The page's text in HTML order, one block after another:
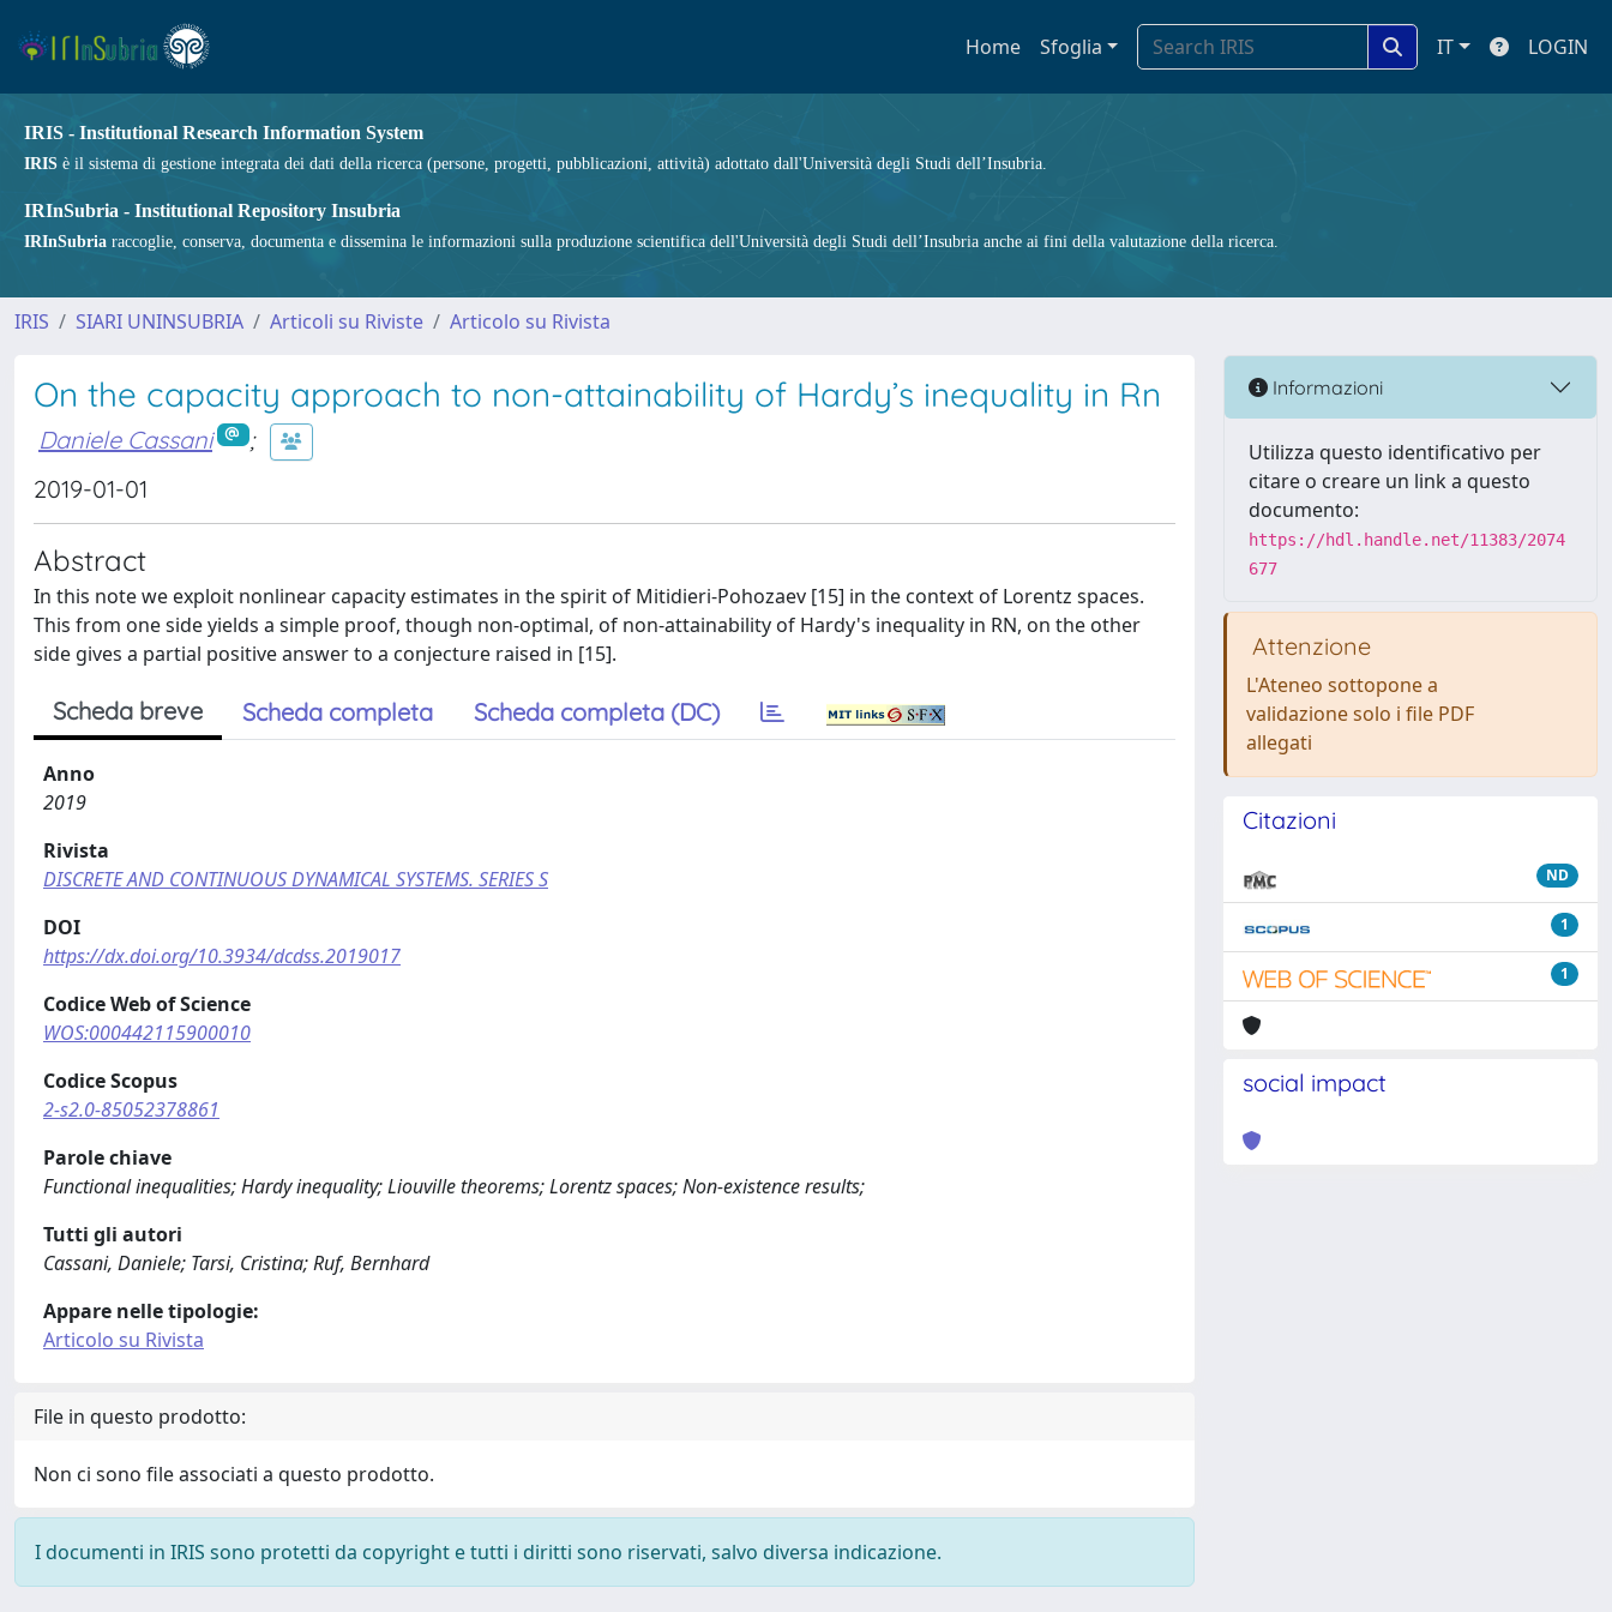
Home Sfoglia IT LOGIN
IRIS - Institutional Research Information System
IRIS è il sistema di gestione integrata dei dati della ricerca (persone, progetti, pubblicazioni, attività) adottato dall'Università degli Studi dell’Insubria.
IRInSubria - Institutional Repository Insubria
IRInSubria raccoglie, conserva, documenta e dissemina le informazioni sulla produzione scientifica dell'Università degli Studi dell’Insubria anche ai fini della valutazione della ricerca.
IRIS SIARI UNINSUBRIA Articoli su Riviste Articolo su Rivista
On the capacity approach to non-attainability of Hardy’s inequality in Rn
Daniele Cassani
;
2019-01-01
Abstract
In this note we exploit nonlinear capacity estimates in the spirit of Mitidieri-Pohozaev [15] in the context of Lorentz spaces.
This from one side yields a simple proof, though non-optimal, of non-attainability of Hardy's inequality in RN, on the other
side gives a partial positive answer to a conjecture raised in [15].
Scheda breve Scheda completa Scheda completa (DC)
Anno
2019
Rivista
DISCRETE AND CONTINUOUS DYNAMICAL SYSTEMS. SERIES S
DOI
https://dx.doi.org/10.3934/dcdss.2019017
Codice Web of Science
WOS:000442115900010
Codice Scopus
2-s2.0-85052378861
Parole chiave
Functional inequalities; Hardy inequality; Liouville theorems; Lorentz spaces; Non-existence results;
Tutti gli autori
Cassani, Daniele; Tarsi, Cristina; Ruf, Bernhard
Appare nelle tipologie:
Articolo su Rivista
File in questo prodotto:
Non ci sono file associati a questo prodotto.
I documenti in IRIS sono protetti da copyright e tutti i diritti sono riservati, salvo diversa indicazione.
Informazioni
Utilizza questo identificativo per
citare o creare un link a questo
documento:
https://hdl.handle.net/11383/2074
677
Attenzione
L'Ateneo sottopone a
validazione solo i file PDF
allegati
Citazioni
ND
1
1
social impact